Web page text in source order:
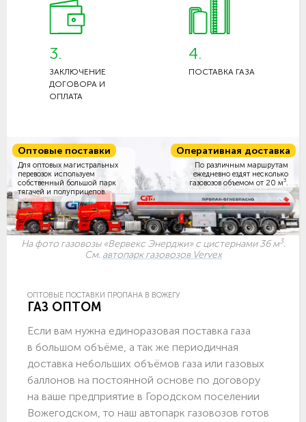
3.
ЗАКЛЮЧЕНИЕ
ДОГОВОРА И
ОПЛАТА
4.
ПОСТАВКА ГАЗА
Оптовые поставки
Для оптовых магистральных
перевозок используем
собственный большой парк
тягачей и полуприцепов.
Оперативная доставка
По различным маршрутам
ежедневно ездят несколько
газовозов объемом от 20 м3
На фото газовозы «Вервекс Энерджи» с цистернами 36 м3.
См. автопарк газовозов Vervex
ОПТОВЫЕ ПОСТАВКИ ПРОПАНА В ВОЖЕГУ
ГАЗ ОПТОМ
Если вам нужна единоразовая поставка газа
в большом объёме, а так же периодичная
доставка небольших объёмов газа или газовых
баллонов на постоянной основе по договору
на ваше предприятие в Городском поселении
Вожегодском, то наш автопарк газовозов готов